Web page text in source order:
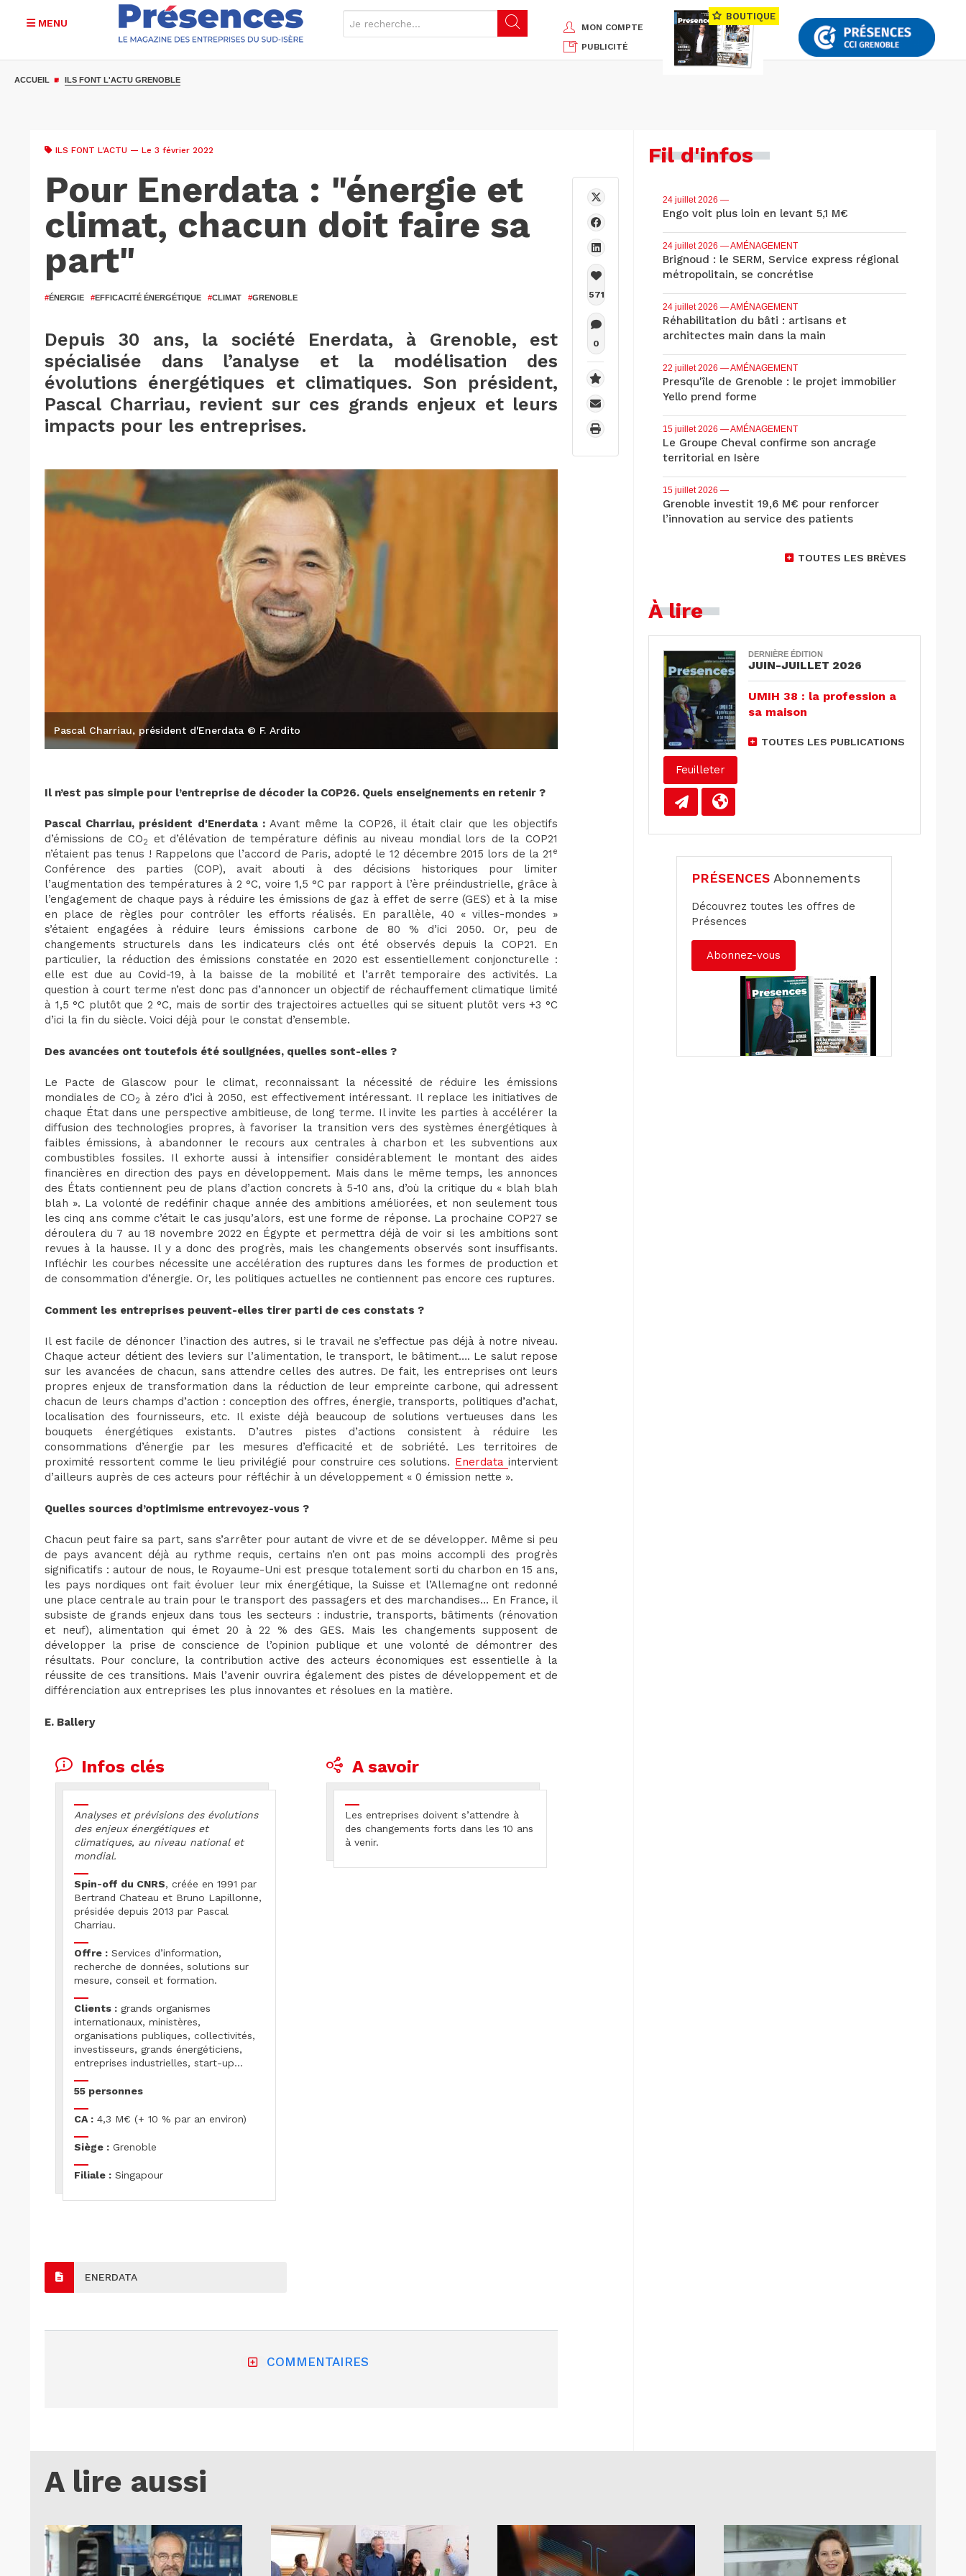
MENU
MON COMPTE
PUBLICITÉ
BOUTIQUE
ACCUEIL ILS FONT L'ACTU GRENOBLE
ILS FONT L'ACTU — Le 3 février 2022
Pour Enerdata : "énergie et
climat, chacun doit faire sa
part"
#ÉNERGIE #EFFICACITÉ ÉNERGÉTIQUE #CLIMAT #GRENOBLE
Depuis 30 ans, la société Enerdata, à Grenoble, est
spécialisée dans l’analyse et la modélisation des
évolutions énergétiques et climatiques. Son président,
Pascal Charriau, revient sur ces grands enjeux et leurs
impacts pour les entreprises.
Pascal Charriau, président d'Enerdata © F. Ardito
Il n’est pas simple pour l’entreprise de décoder la COP26. Quels enseignements en retenir ?
Pascal Charriau, président d'Enerdata :Avant même la COP26, il était clair que les objectifs
d’émissions de CO2
et d’élévation de température définis au niveau mondial lors de la COP21
n’étaient pas tenus ! Rappelons que l’accord de Paris, adopté le 12 décembre 2015 lors de la 21 e
Conférence des parties (COP), avait abouti à des décisions historiques pour limiter
l’augmentation des températures à 2 °C, voire 1,5 °C par rapport à l’ère préindustrielle, grâce à
l’engagement de chaque pays à réduire les émissions de gaz à effet de serre (GES) et à la mise
en place de règles pour contrôler les efforts réalisés. En parallèle, 40 « villes-mondes »
s’étaient engagées à réduire leurs émissions carbone de 80 % d’ici 2050. Or, peu de
changements structurels dans les indicateurs clés ont été observés depuis la COP21. En
particulier, la réduction des émissions constatée en 2020 est essentiellement conjoncturelle :
elle est due au Covid-19, à la baisse de la mobilité et l’arrêt temporaire des activités. La
question à court terme n’est donc pas d’annoncer un objectif de réchauffement climatique limité
à 1,5 °C plutôt que 2 °C, mais de sortir des trajectoires actuelles qui se situent plutôt vers +3 °C
d’ici la fin du siècle. Voici déjà pour le constat d’ensemble.
Des avancées ont toutefois été soulignées, quelles sont-elles ?
Le Pacte de Glascow pour le climat, reconnaissant la nécessité de réduire les émissions
mondiales de CO2
à zéro d’ici à 2050, est effectivement intéressant. Il replace les initiatives de
chaque État dans une perspective ambitieuse, de long terme. Il invite les parties à accélérer la
diffusion des technologies propres, à favoriser la transition vers des systèmes énergétiques à
faibles émissions, à abandonner le recours aux centrales à charbon et les subventions aux
combustibles fossiles. Il exhorte aussi à intensifier considérablement le montant des aides
financières en direction des pays en développement. Mais dans le même temps, les annonces
des États contiennent peu de plans d’action concrets à 5-10 ans, d’où la critique du « blah blah
blah ». La volonté de redéfinir chaque année des ambitions améliorées, et non seulement tous
les cinq ans comme c’était le cas jusqu’alors, est une forme de réponse. La prochaine COP27 se
déroulera du 7 au 18 novembre 2022 en Égypte et permettra déjà de voir si les ambitions sont
revues à la hausse. Il y a donc des progrès, mais les changements observés sont insuffisants.
Infléchir les courbes nécessite une accélération des ruptures dans les formes de production et
de consommation d’énergie. Or, les politiques actuelles ne contiennent pas encore ces ruptures.
Comment les entreprises peuvent-elles tirer parti de ces constats ?
Il est facile de dénoncer l’inaction des autres, si le travail ne s’effectue pas déjà à notre niveau.
Chaque acteur détient des leviers sur l’alimentation, le transport, le bâtiment…. Le salut repose
sur les avancées de chacun, sans attendre celles des autres. De fait, les entreprises ont leurs
propres enjeux de transformation dans la réduction de leur empreinte carbone, qui adressent
chacun de leurs champs d’action : conception des offres, énergie, transports, politiques d’achat,
localisation des fournisseurs, etc. Il existe déjà beaucoup de solutions vertueuses dans les
bouquets énergétiques existants. D’autres pistes d’actions consistent à réduire les
consommations d’énergie par les mesures d’efficacité et de sobriété. Les territoires de
proximité ressortent comme le lieu privilégié pour construire ces solutions. Enerdataintervient
d’ailleurs auprès de ces acteurs pour réfléchir à un développement « 0 émission nette ».
Quelles sources d’optimisme entrevoyez-vous ?
Chacun peut faire sa part, sans s’arrêter pour autant de vivre et de se développer. Même si peu
de pays avancent déjà au rythme requis, certains n’en ont pas moins accompli des progrès
significatifs : autour de nous, le Royaume-Uni est presque totalement sorti du charbon en 15 ans,
les pays nordiques ont fait évoluer leur mix énergétique, la Suisse et l’Allemagne ont redonné
une place centrale au train pour le transport des passagers et des marchandises… En France, il
subsiste de grands enjeux dans tous les secteurs : industrie, transports, bâtiments (rénovation
et neuf), alimentation qui émet 20 à 22 % des GES. Mais les changements supposent de
développer la prise de conscience de l’opinion publique et une volonté de démontrer des
résultats. Pour conclure, la contribution active des acteurs économiques est essentielle à la
réussite de ces transitions. Mais l’avenir ouvrira également des pistes de développement et de
différenciation aux entreprises les plus innovantes et résolues en la matière.
E. Ballery
Infos clés
Analyses et prévisions des évolutions
des enjeux énergétiques et
climatiques, au niveau national et
mondial.
Spin-off du CNRS, créée en 1991 par
Bertrand Chateau et Bruno Lapillonne,
présidée depuis 2013 par Pascal
Charriau.
Offre : Services d’information,
recherche de données, solutions sur
mesure, conseil et formation.
Clients : grands organismes
internationaux, ministères,
organisations publiques, collectivités,
investisseurs, grands énergéticiens,
entreprises industrielles, start-up…
55 personnes
CA : 4,3 M€ (+ 10 % par an environ)
Siège : Grenoble
Filiale : Singapour
A savoir
Les entreprises doivent s’attendre à
des changements forts dans les 10 ans
à venir.
ENERDATA
COMMENTAIRES
571
0
Fil d'infos
24 juillet 2026 —
Engo voit plus loin en levant 5,1 M€
24 juillet 2026 — AMÉNAGEMENT
Brignoud : le SERM, Service express régional
métropolitain, se concrétise
24 juillet 2026 — AMÉNAGEMENT
Réhabilitation du bâti : artisans et
architectes main dans la main
22 juillet 2026 — AMÉNAGEMENT
Presqu'île de Grenoble : le projet immobilier
Yello prend forme
15 juillet 2026 — AMÉNAGEMENT
Le Groupe Cheval confirme son ancrage
territorial en Isère
15 juillet 2026 —
Grenoble investit 19,6 M€ pour renforcer
l’innovation au service des patients
TOUTES LES BRÈVES
À lire
Feuilleter
DERNIÈRE ÉDITION
JUIN-JUILLET 2026
UMIH 38 : la profession a
sa maison
TOUTES LES PUBLICATIONS
PRÉSENCES Abonnements
Découvrez toutes les offres de
Présences
Abonnez-vous
A lire aussi